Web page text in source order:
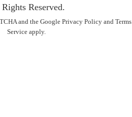
Reserved.
and the Google Privacy Policyand
Service apply.